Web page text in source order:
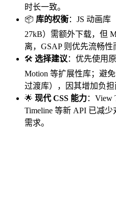
时长一致。
📦 库的权衡：JS 动画库
27kB）需额外下载，但
离，GSAP 则优先流畅性
🛠️ 选择建议 ：优先使用
Motion 等扩展性库；避
过渡库），因其增加负担
🌟 现代 CSS 能力：View
Timeline 等新 API 已减
需求。